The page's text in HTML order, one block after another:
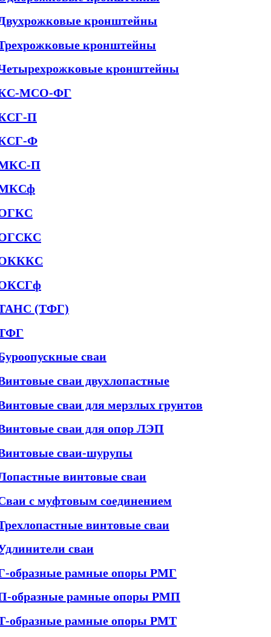
кронштейны
кронштейны
кронштейны
МСО-ФГ
П
Ф
П
(ТФГ)
сваи
сваи двухлопастные
сваи для мерзлых грунтов
сваи для опор ЛЭП
сваи-шурупы
винтовые сваи
с муфтовым соединением
винтовые сваи
сваи
образные рамные опоры РМГ
образные рамные опоры РМП
образные рамные опоры РМТ